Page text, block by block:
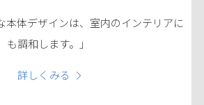
本体デザインは、室内のインテリアに
も調和します。」
詳しくみる